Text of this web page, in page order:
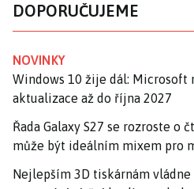
DOPORUČUJEME
NOVINKY
Windows 10 žije dál: Microsoft
aktualizace až do října 2027
Řada Galaxy S27 se rozroste o
může být ideálním mixem pro
Nejlepším 3D tiskárnám vládne